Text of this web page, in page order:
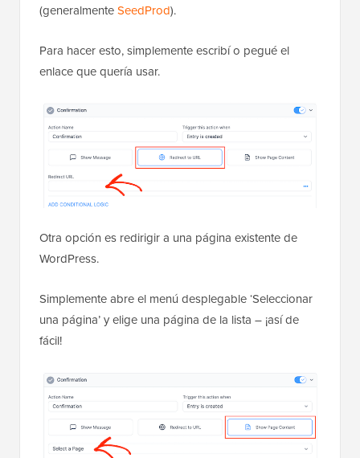
(generalmenteSeedProd).
Para hacer esto, simplemente escribí o pegué el
enlace que quería usar.
Otra opción es redirigir a una página existente de
WordPress.
Simplemente abre el menú desplegable ‘Seleccionar
una página’ y elige una página de la lista – ¡así de
fácil!